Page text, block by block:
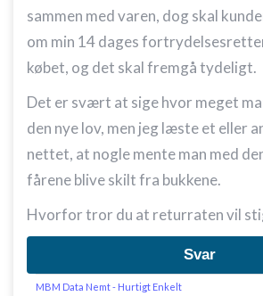
sammen med varen, dog skal
om min 14 dages
købet, og det skal fremgå tydeligt.
Det er svært at sige hvor meget
den nye lov, men jeg læste et eller
nettet, at nogle mente man med
fårene blive skilt fra bukkene.
Hvorfor tror du at returraten vil
Svar
MBM Data Nemt - Hurtigt Enkelt